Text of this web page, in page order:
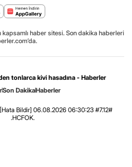
kapsamlı haber sitesi. Son dakika haberleri
tonlarca kivi hasadına - Haberler
Son DakikaHaberler
[Hata Bildir] 06.08.2026 06:30:23 #7.12#
.HCFOK.